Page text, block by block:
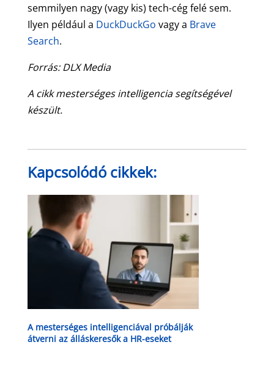
semmilyen nagy (vagy kis) tech-cég felé sem.
Ilyen például a DuckDuckGo vagy a Brave
Search.
Forrás: DLX Media
A cikk mesterséges intelligencia segítségével
készült.
Kapcsolódó cikkek:
A mesterséges intelligenciával próbálják
átverni az álláskeresők a HR-eseket